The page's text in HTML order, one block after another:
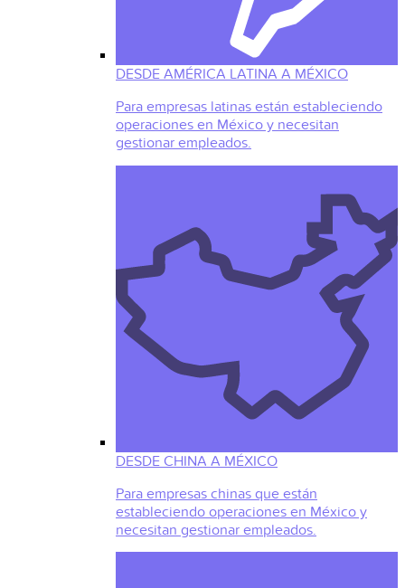
DESDE AMÉRICA LATINA A MÉXICO
Para empresas latinas están estableciendo
operaciones en México y necesitan
gestionar empleados.
DESDE CHINA A MÉXICO
Para empresas chinas que están
estableciendo operaciones en México y
necesitan gestionar empleados.